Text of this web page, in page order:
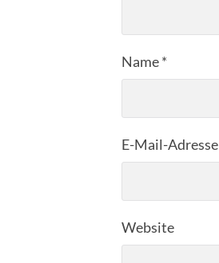
Name*
E-Mail-Adresse
Website